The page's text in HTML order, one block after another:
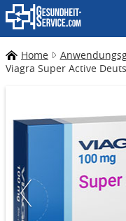
Home
Viagra Super Active